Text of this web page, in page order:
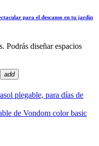
para el descanso en tu jardín
Podrás diseñar espacios
add